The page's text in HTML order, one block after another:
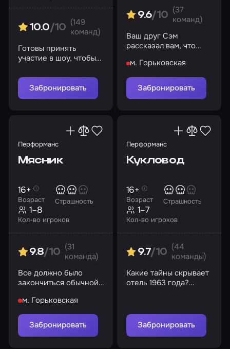
10.0/10
(149
команд)
Готовы принять
участие в шоу, чтобы
психиатрической
лечебницы
«Коллингвуд»?
Забронировать
9.6/10
(37
команд)
Ваш друг Сэм
рассказал вам, что
настоящее чудовище
м. Горьковская
Забронировать
Перформанс
Мясник
Возраст
16+
Страшность
Кол-во игроков
1–8
9.8/10
(31
команда)
Все должно было
закончиться обычной
шторой раздается
глухой удар
м. Горьковская
Забронировать
Перформанс
Кукловод
Возраст
16+
Страшность
Кол-во игроков
1–7
9.7/10
(44
команды)
Какие тайны скрывает
отель 1963 года?
очередными
жертвами?
Забронировать